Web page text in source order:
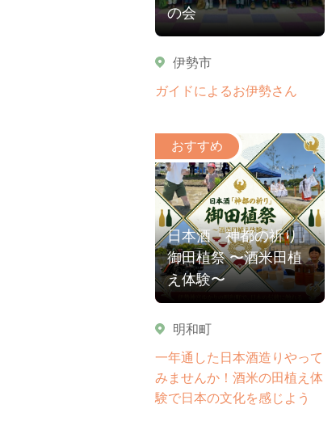
の会
伊勢市
ガイドによるお伊勢さん
日本酒「神都の祈り」
御田植祭 〜酒米田植
え体験〜
明和町
一年通した日本酒造りやって
みませんか！酒米の田植え体
験で日本の文化を感じよう